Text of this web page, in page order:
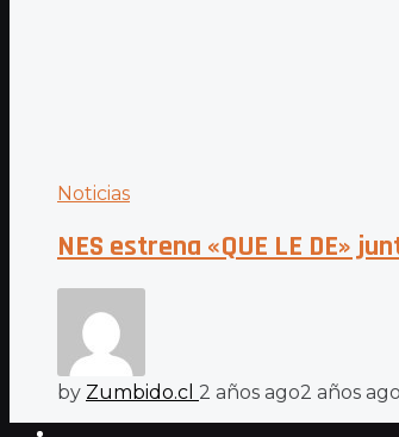
Noticias
NES estrena «QUE LE DE»
by Zumbido.cl 2 años ago2 años ago